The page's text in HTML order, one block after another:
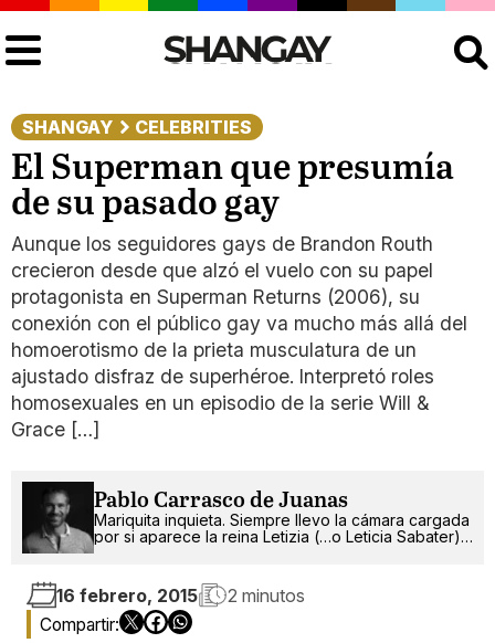
SHANGAY CELEBRITIES
El Superman que presumía
de su pasado gay
Aunque los seguidores gays de Brandon Routh
crecieron desde que alzó el vuelo con su papel
protagonista en Superman Returns (2006), su
conexión con el público gay va mucho más allá del
homoerotismo de la prieta musculatura de un
ajustado disfraz de superhéroe. Interpretó roles
homosexuales en un episodio de la serie Will &
Grace […]
Pablo Carrasco de Juanas
Mariquita inquieta. Siempre llevo la cámara cargada
por si aparece la reina Letizia (…o Leticia Sabater).
16 febrero, 2015 2 minutos